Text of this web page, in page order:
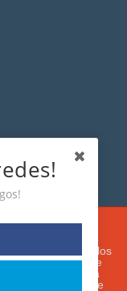
(propias y de
el contenido y los
su navegación e
Si presiona
utilización. Puede